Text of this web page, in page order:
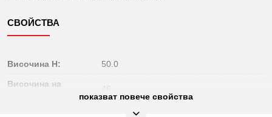
СВОЙСТВА
Височина H: 50.0
Височина на
показват повече свойства